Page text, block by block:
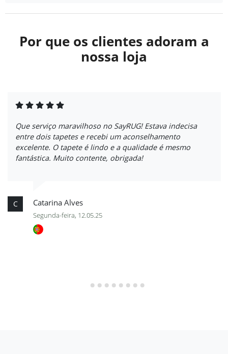
Por que os clientes adoram a
nossa loja
Que serviço maravilhoso no SayRUG! Estava indecisa
entre dois tapetes e recebi um aconselhamento
excelente. O tapete é lindo e a qualidade é mesmo
fantástica. Muito contente, obrigada!
C Catarina Alves
Segunda-feira, 12.05.25